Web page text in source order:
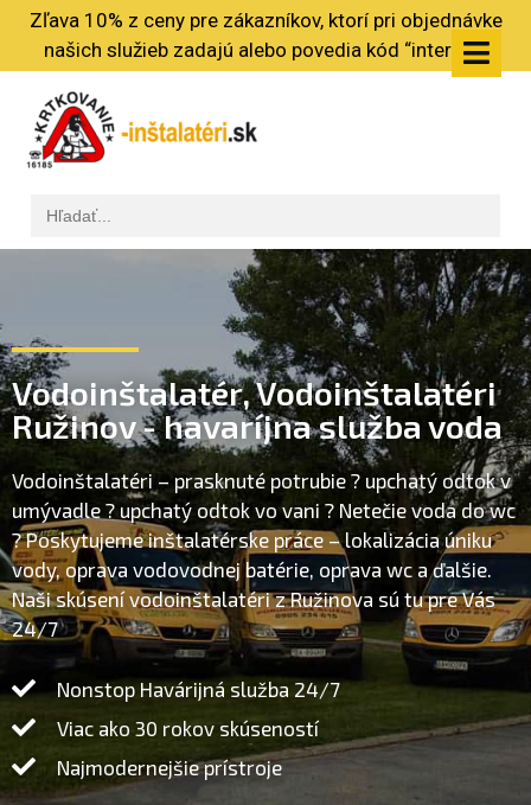
Zľava 10% z ceny pre zákazníkov, ktorí pri objednávke
našich služieb zadajú alebo povedia kód “internet”
Vodoinštalatér, Vodoinštalatéri
Ružinov - havaríjna služba voda
Vodoinštalatéri – prasknuté potrubie ? upchatý odtok v
umývadle ? upchatý odtok vo vani ? Netečie voda do wc
? Poskytujeme inštalatérske práce – lokalizácia úniku
vody, oprava vodovodnej batérie, oprava wc a ďalšie.
Naši skúsení vodoinštalatéri z Ružinova sú tu pre Vás
24/7
Nonstop Havárijná služba 24/7
Viac ako 30 rokov skúseností
Najmodernejšie prístroje